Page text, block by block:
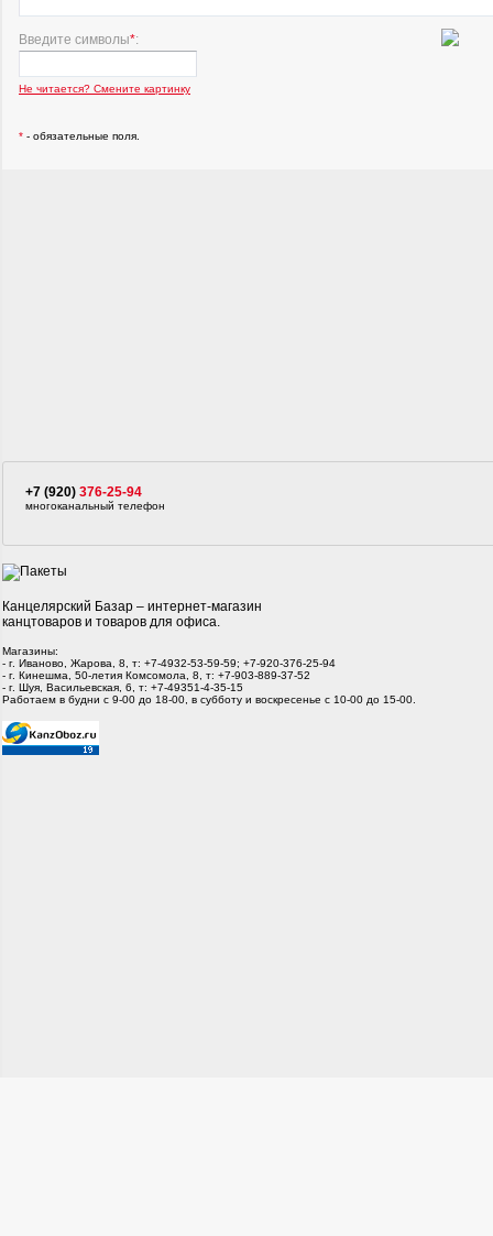
Введите символы*:
Не читается? Смените картинку
* - обязательные поля.
+7 (920) 376-25-94
многоканальный телефон
Канцелярский Базар – интернет-магазин
канцтоваров и товаров для офиса.
Магазины:
- г. Иваново, Жарова, 8, т: +7-4932-53-59-59; +7-920-376-25-94
- г. Кинешма, 50-летия Комсомола, 8, т: +7-903-889-37-52
- г. Шуя, Васильевская, 6, т: +7-49351-4-35-15
Работаем в будни с 9-00 до 18-00, в субботу и воскресенье с 10-00 до 15-00.